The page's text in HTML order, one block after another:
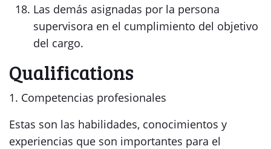
Las demás asignadas por la persona
supervisora en el cumplimiento del objetivo
del cargo.
Qualifications
1. Competencias profesionales
Estas son las habilidades, conocimientos y
experiencias que son importantes para el